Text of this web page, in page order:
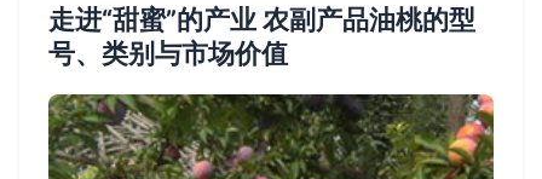
走进“甜蜜”的产业 农副产品油桃的型
号、类别与市场价值